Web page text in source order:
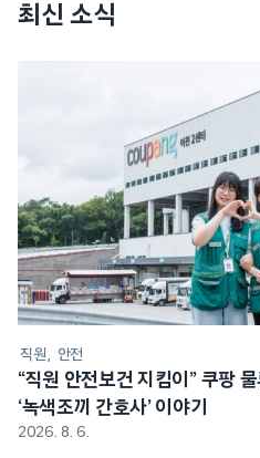
최신 소식
직원 안전
“직원 안전보건 지킴이” 쿠팡
‘녹색조끼 간호사’ 이야기
2026. 8. 6.